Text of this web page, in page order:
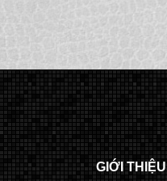
GIỚI THIỆU